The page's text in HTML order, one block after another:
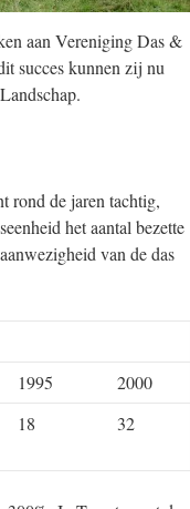
aan Vereniging Das &
succes kunnen zij nu
rond de jaren tachtig,
het aantal bezette
van de das
1995
2000
18 32